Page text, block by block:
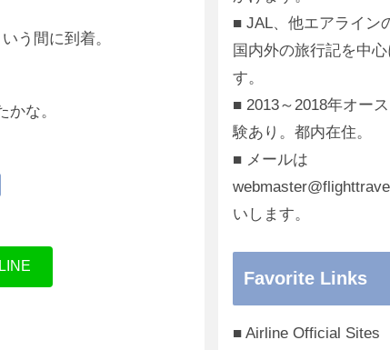
う間に到着。
な。
LINE
■ JAL、他エアライン
国内外の旅行記を中
す。
■ 2013～2018年オー
験あり。都内在住。
■ メールは
いします。
Favorite Links
■ Airline Official Sites